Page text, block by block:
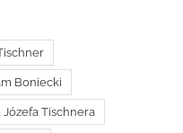
Boniecki
Józefa Tischnera